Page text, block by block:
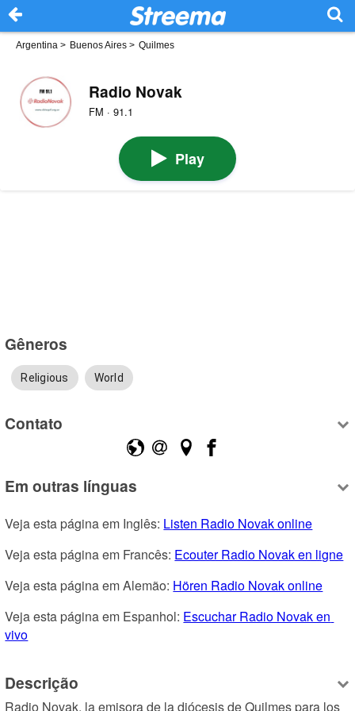
Argentina > Buenos Aires > Quilmes
Radio Novak
FM · 91.1
Play
Gêneros
Religious World
Contato
Em outras línguas
Veja esta página em Inglês: Listen Radio Novak online
Veja esta página em Francês: Ecouter Radio Novak en ligne
Veja esta página em Alemão: Hören Radio Novak online
Veja esta página em Espanhol: Escuchar Radio Novak en
vivo
Descrição
Radio Novak, la emisora de la diócesis de Quilmes para los